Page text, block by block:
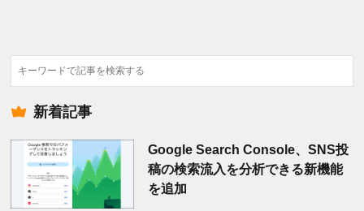
検
索
新着記事
Google Search Console、SNS投
稿の検索流入を分析できる新機能
を追加